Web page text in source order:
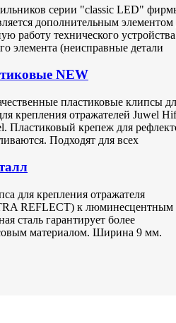
серии "classic LED"
дополнительным элементом
работу технического устройства
элемента (неисправные детали
NEW
пластиковые клипсы
крепления отражателей Juwel
Пластиковый крепеж для
Подходят для всех
для крепления отражателя
REFLECT) к люминесцентным
сталь гарантирует более
материалом. Ширина 9 мм.